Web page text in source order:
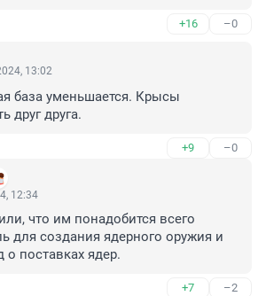
+16 –0
13:02
база уменьшается. Крысы
друг друга.
+9 –0
12:34
что им понадобится всего
для создания ядерного оружия и
о поставках ядер.
+7 –2